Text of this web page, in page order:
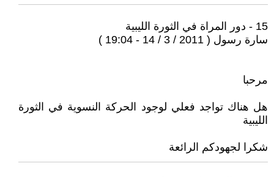
15 - دور المراة في الثورة الليبية
سارة رسول ( 2011 / 3 / 14 - 19:04 )
مرحبا
هل هناك تواجد فعلي لوجود الحركة النسوية في الثورة
الليبية
شكرا لجهودكم الرائعة